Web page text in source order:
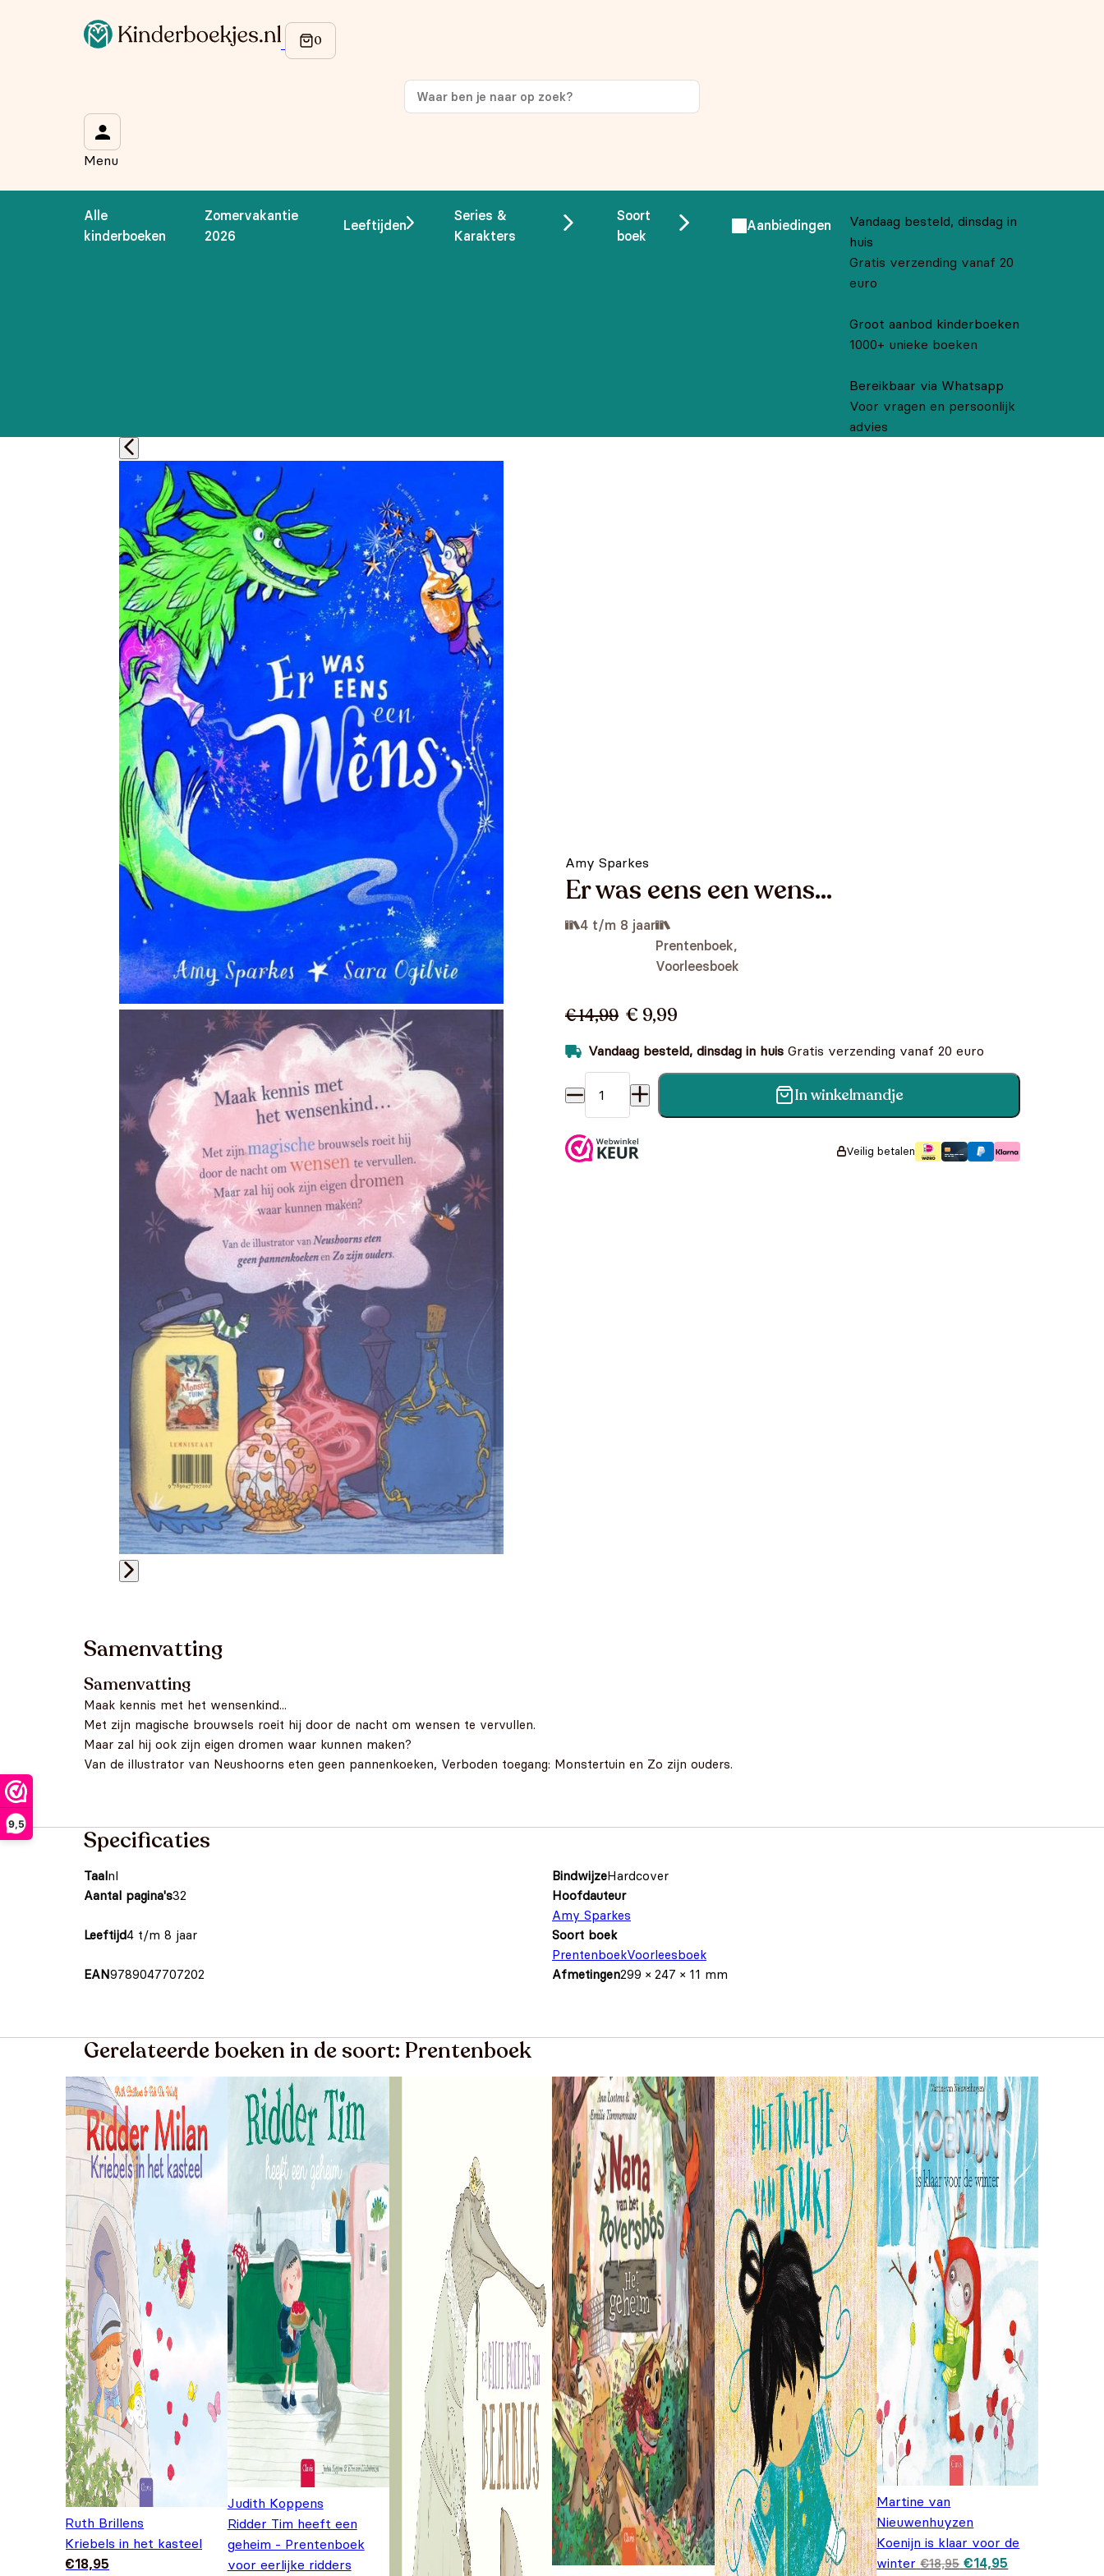
9,5
Menu
Alle
kinderboeken
Zomervakantie
2026
Leeftijden
Series &
Karakters
Soort
boek
Aanbiedingen
Vandaag besteld, dinsdag in
huis
Gratis verzending vanaf 20
euro
Groot aanbod kinderboeken
1000+ unieke boeken
Bereikbaar via Whatsapp
Voor vragen en persoonlijk
advies
Amy Sparkes
Er was eens een wens...
4 t/m 8 jaar
Prentenboek,
Voorleesboek
€ 14,99 € 9,99
Vandaag besteld, dinsdag in huis Gratis verzending vanaf 20 euro
Er was eens een wens... aantal In winkelmandje
Veilig betalen
Samenvatting
Samenvatting
Maak kennis met het wensenkind...
Met zijn magische brouwsels roeit hij door de nacht om wensen te vervullen.
Maar zal hij ook zijn eigen dromen waar kunnen maken?
Van de illustrator van Neushoorns eten geen pannenkoeken, Verboden toegang: Monstertuin en Zo zijn ouders.
Specificaties
Taalnl BindwijzeHardcover
Aantal pagina's32
Hoofdauteur
Amy Sparkes
Leeftijd4 t/m 8 jaar
Soort boek
PrentenboekVoorleesboek
EAN9789047707202 Afmetingen299 × 247 × 11 mm
Gerelateerde boeken in de soort: Prentenboek
Ruth Brillens
Kriebels in het kasteel
€18,95
Judith Koppens
Ridder Tim heeft een
geheim - Prentenboek
voor eerlijke ridders
Martine van
Nieuwenhuyzen
Koenijn is klaar voor de
winter €18,95 Oorspronkelijke
prijs was:
€14,95
prijs is:
Op de hoogte blijven van onze acties?
op je eerste aankoop!
Wat is je voornaam?
Aanmelden